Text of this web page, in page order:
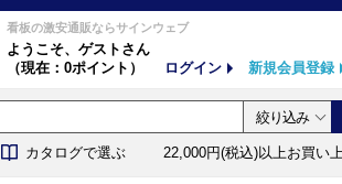
看板の激安通販ならサインウェブ
ようこそ、 ゲストさん
（現在：0ポイント）
ログイン 新規会員登録
カタログで選ぶ 22,000円(税込)以上お買い